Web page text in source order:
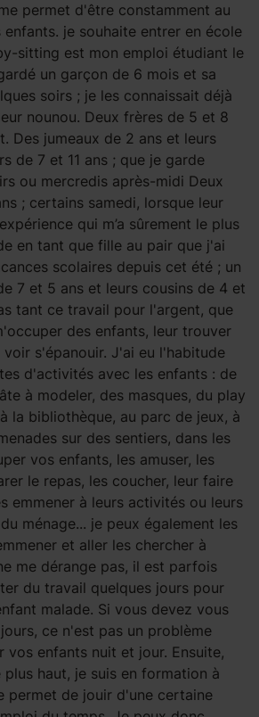
permet d'être constamment au
je souhaite entrer en école
sitting est mon emploi étudiant le
un garçon de 6 mois et sa
soirs ; je les connaissait déjà
nounou. Deux frères de 5 et 8
Des jumeaux de 2 ans et leurs
de 7 et 11 ans ; que je garde
ou mercredis après-midi Deux
; certains samedi, lorsque leur
qui m’a sûrement le plus
en tant que fille au pair que j'ai
scolaires depuis cet été ; un
7 et 5 ans et leurs cousins de 4 et
tant ce travail pour l'argent, que
des enfants, leur trouver
s'épanouir. J'ai eu l'habitude
d'activités avec les enfants : de
à modeler, des masques, du play
la bibliothèque, au parc de jeux, à
sur des sentiers, dans les
vos enfants, les amuser, les
le repas, les coucher, leur faire
emmener à leurs activités ou leurs
ménage... je peux également les
et aller les chercher à
me dérange pas, il est parfois
du travail quelques jours pour
malade. Si vous devez vous
ce n'est pas un problème
vos enfants nuit et jour. Ensuite,
haut, je suis en formation à
permet de jouir d'une certaine